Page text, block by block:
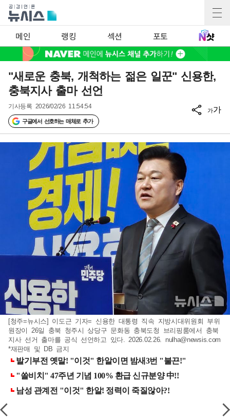
메인 랭킹 섹션 포토
"새로운 충북, 개척하는 젊은 일꾼" 신용한,
충북지사 출마 선언
기사등록 2026/02/26 11:54:54
구글에서 선호하는 매체로 추가
가가
[청주=뉴시스] 이도근 기자= 신용한 대통령 직속 지방시대위원회 부위
원장이 26일 충북 청주시 상당구 문화동 충북도청 브리핑룸에서 충북
지사 선거 출마를 공식 선언하고 있다. 2026.02.26. nulha@newsis.com
*재판매 및 DB 금지